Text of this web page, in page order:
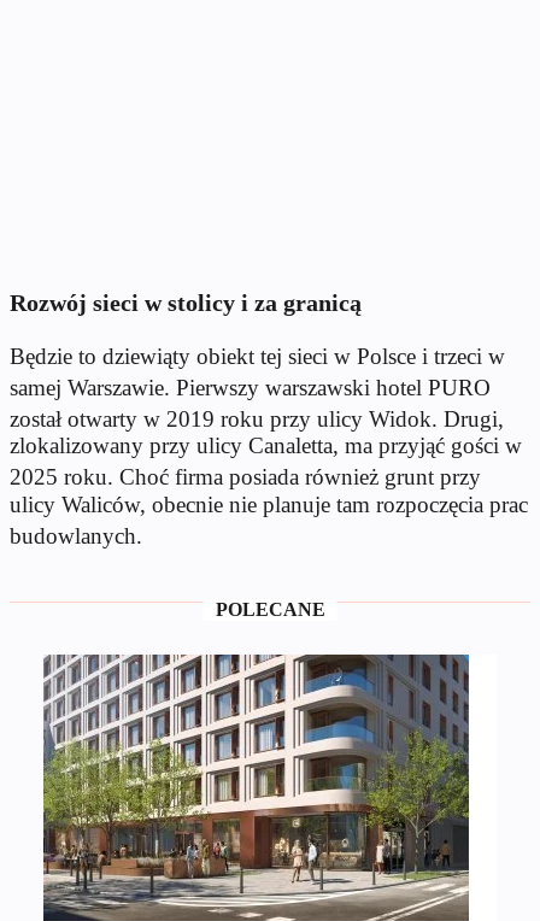
Rozwój sieci w stolicy i za granicą
Będzie to dziewiąty obiekt tej sieci w Polsce i trzeci w
samej Warszawie. Pierwszy warszawski hotel PURO
został otwarty w 2019 roku przy ulicy Widok. Drugi,
zlokalizowany przy ulicy Canaletta, ma przyjąć gości w
2025 roku. Choć firma posiada również grunt przy
ulicy Waliców, obecnie nie planuje tam rozpoczęcia prac
budowlanych.
POLECANE